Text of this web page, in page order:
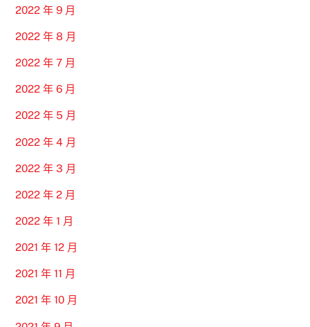
2022 年 9 月
2022 年 8 月
2022 年 7 月
2022 年 6 月
2022 年 5 月
2022 年 4 月
2022 年 3 月
2022 年 2 月
2022 年 1 月
2021 年 12 月
2021 年 11 月
2021 年 10 月